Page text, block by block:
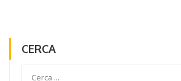
CERCA